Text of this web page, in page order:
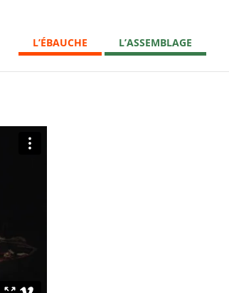
L’ÉBAUCHE L’ASSEMBLAGE